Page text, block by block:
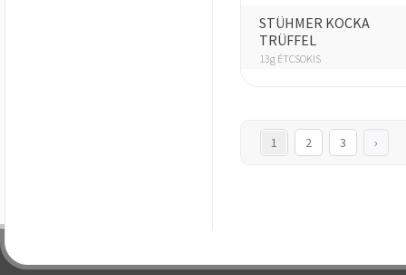
STÜHMER KOCKA
TRÜFFEL
13g ÉTCSOKIS
1 2 3 ›